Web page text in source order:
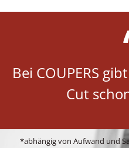
Bei COUPERS
Cut
*abhängig von Aufwand und